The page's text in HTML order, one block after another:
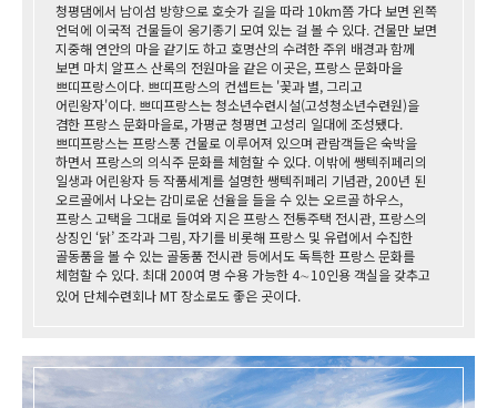
청평댐에서 남이섬 방향으로 호숫가 길을 따라 10km쯤 가다 보면 왼쪽
언덕에 이국적 건물들이 옹기종기 모여 있는 걸 볼 수 있다. 건물만 보면
지중해 연안의 마을 같기도 하고 호명산의 수려한 주위 배경과 함께
보면 마치 알프스 산록의 전원마을 같은 이곳은, 프랑스 문화마을
쁘띠프랑스이다. 쁘띠프랑스의 컨셉트는 '꽃과 별, 그리고
어린왕자'이다. 쁘띠프랑스는 청소년수련시설(고성청소년수련원)을
겸한 프랑스 문화마을로, 가평군 청평면 고성리 일대에 조성됐다.
쁘띠프랑스는 프랑스풍 건물로 이루어져 있으며 관람객들은 숙박을
하면서 프랑스의 의식주 문화를 체험할 수 있다. 이밖에 쌩텍쥐페리의
일생과 어린왕자 등 작품세계를 설명한 쌩텍쥐페리 기념관, 200년 된
오르골에서 나오는 감미로운 선율을 들을 수 있는 오르골 하우스,
프랑스 고택을 그대로 들여와 지은 프랑스 전통주택 전시관, 프랑스의
상징인 ‘닭’ 조각과 그림, 자기를 비롯해 프랑스 및 유럽에서 수집한
골동품을 볼 수 있는 골동품 전시관 등에서도 독특한 프랑스 문화를
체험할 수 있다. 최대 200여 명 수용 가능한 4∼10인용 객실을 갖추고
있어 단체수련회나 MT 장소로도 좋은 곳이다.